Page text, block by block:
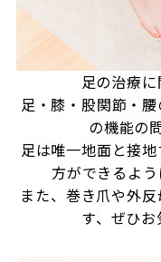
足の治療
足・膝・股関節・
の機能の
足は唯一地面と接
方ができるよう
また、巻き爪や外
す、ぜひお